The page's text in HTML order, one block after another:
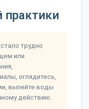
практики
трудно
или
оглядитесь,
выпейте воды
действию.